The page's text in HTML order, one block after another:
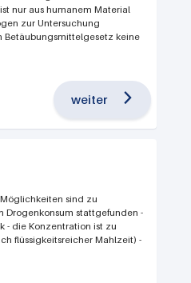
Betäubungsmittelgesetz keine
weiter
flüssigkeitsreicher Mahlzeit) -